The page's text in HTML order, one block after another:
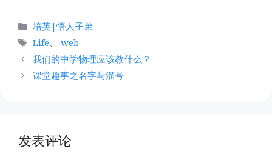
分
类
培英|悟人子弟
标
签
Life
web
我们的中学物理应该教什么？
课堂趣事之名字与溜号
发表评论